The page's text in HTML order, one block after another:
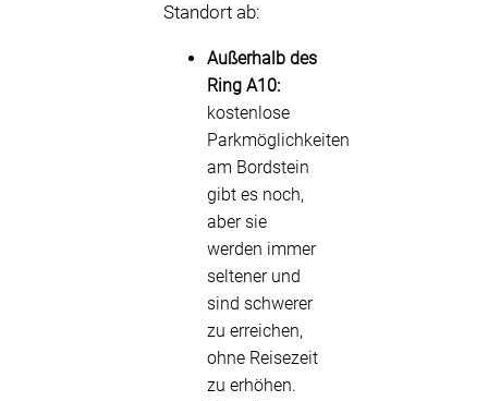
Standort ab:
Außerhalb des
Ring A10:
kostenlose
Parkmöglichkeiten
am Bordstein
gibt es noch,
aber sie
werden immer
seltener und
sind schwerer
zu erreichen,
ohne Reisezeit
zu erhöhen.